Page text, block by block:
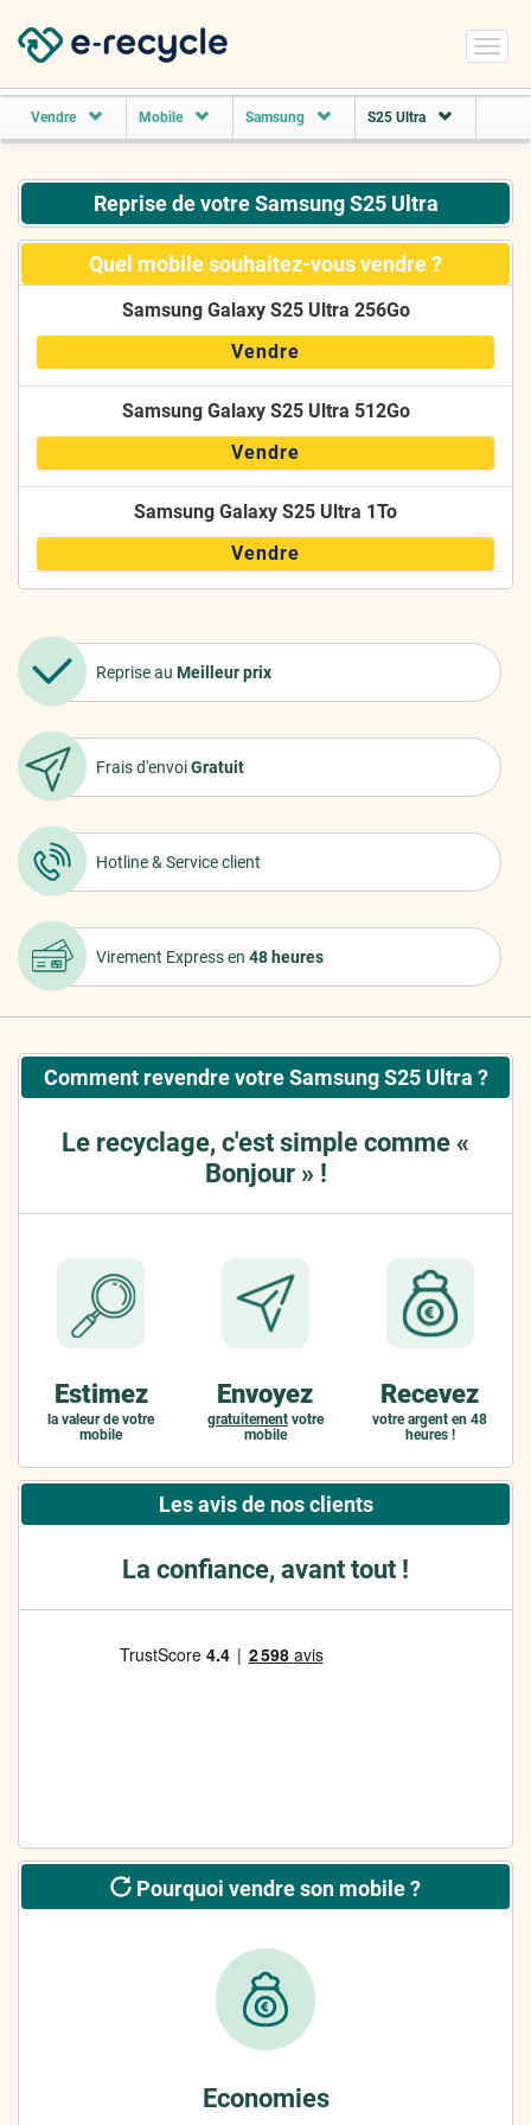
Vendre Mobile Samsung S25 Ultra
Reprise de votre Samsung S25 Ultra
Quel mobile souhaitez-vous vendre ?
Samsung Galaxy S25 Ultra 256Go
Vendre
Samsung Galaxy S25 Ultra 512Go
Vendre
Samsung Galaxy S25 Ultra 1To
Vendre
Reprise au Meilleur prix
Frais d'envoiGratuit
Hotline & Service client
Virement Expressen 48 heures
Comment revendre votre Samsung S25 Ultra ?
Le recyclage, c'est simple comme «
Bonjour » !
Estimez
la valeur de votre
mobile
Envoyez
gratuitementvotre
mobile
Recevez
votre argent en 48
heures !
Les avis de nos clients
La confiance, avant tout !
Pourquoi vendre son mobile ?
Economies